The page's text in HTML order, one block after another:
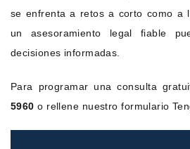
se enfrenta a retos a corto como a
un asesoramiento legal fiable
decisiones informadas.
Para programar una consulta
5960 o rellene nuestro formulario